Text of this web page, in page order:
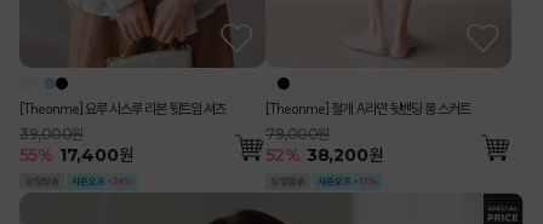
[Theonme] 요루 시스루 리본 뒷트임 셔츠
39,000원
55% 17,400원
[Theonme] 절개 A라인 뒷밴딩 롱 스커트
79,000원
52% 38,200원